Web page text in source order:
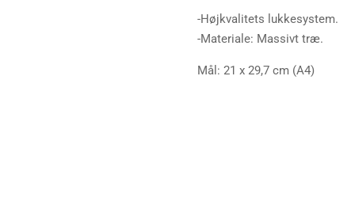
-Højkvalitets lukkesystem.
-Materiale: Massivt træ.
Mål: 21 x 29,7 cm (A4)